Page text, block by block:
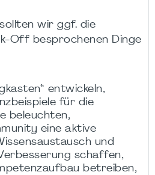
wir ggf. die
Off besprochenen Dinge
entwickeln,
für die
beleuchten,
eine aktive
und
schaffen,
betreiben,